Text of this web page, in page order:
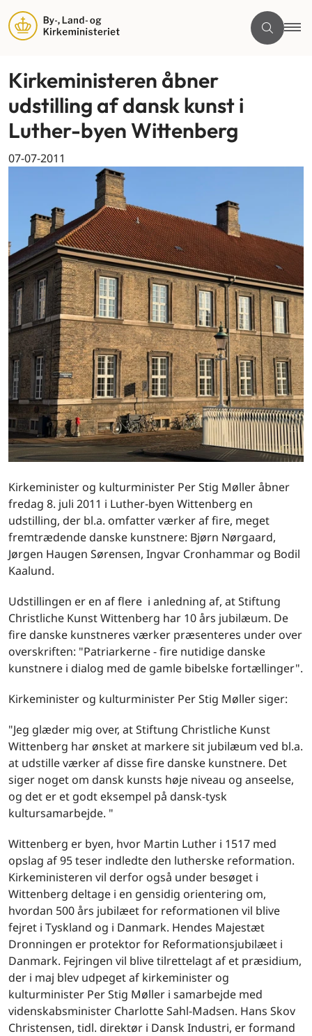
Kirkeministeren åbner
udstilling af dansk kunst i
Luther-byen Wittenberg
07-07-2011
Kirkeminister og kulturminister Per Stig Møller åbner
fredag 8. juli 2011 i Luther-byen Wittenberg en
udstilling, der bl.a. omfatter værker af fire, meget
fremtrædende danske kunstnere: Bjørn Nørgaard,
Jørgen Haugen Sørensen, Ingvar Cronhammar og Bodil
Kaalund.
Udstillingen er en af flere i anledning af, at Stiftung
Christliche Kunst Wittenberg har 10 års jubilæum. De
fire danske kunstneres værker præsenteres under over
overskriften: "Patriarkerne - fire nutidige danske
kunstnere i dialog med de gamle bibelske fortællinger".
Kirkeminister og kulturminister Per Stig Møller siger:
"Jeg glæder mig over, at Stiftung Christliche Kunst
Wittenberg har ønsket at markere sit jubilæum ved bl.a.
at udstille værker af disse fire danske kunstnere. Det
siger noget om dansk kunsts høje niveau og anseelse,
og det er et godt eksempel på dansk-tysk
kultursamarbejde. "
Wittenberg er byen, hvor Martin Luther i 1517 med
opslag af 95 teser indledte den lutherske reformation.
Kirkeministeren vil derfor også under besøget i
Wittenberg deltage i en gensidig orientering om,
hvordan 500 års jubilæet for reformationen vil blive
fejret i Tyskland og i Danmark. Hendes Majestæt
Dronningen er protektor for Reformationsjubilæet i
Danmark. Fejringen vil blive tilrettelagt af et præsidium,
der i maj blev udpeget af kirkeminister og
kulturminister Per Stig Møller i samarbejde med
videnskabsminister Charlotte Sahl-Madsen. Hans Skov
Christensen, tidl. direktør i Dansk Industri, er formand